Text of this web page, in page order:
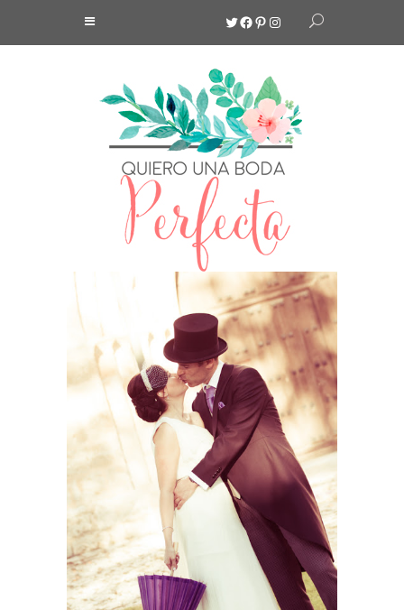
Twitter
Facebook
Pinterest
Instagram